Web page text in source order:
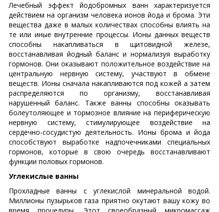
Лечебный эффект йодобромных ванн характеризуется
действием на организм человека ионов йода и брома. Эти
вещества даже в малых количествах способны влиять на
те или иные внутренние процессы. Ионы данных веществ
способны накапливаться в щитовидной железе,
восстанавливая йодный баланс и нормализуя выработку
гормонов. Они оказывают положительное воздействие на
центральную нервную систему, участвуют в обмене
веществ. Ионы сначала накапливаются под кожей а затем
распределяются по организму, восстанавливая
нарушенный баланс. Также ванны способны оказывать
болеутоляющее и тормозное влияние на периферическую
нервную систему, стимулирующее воздействие на
сердечно-сосудистую деятельность. Ионы брома и йода
способствуют выработке надпочечниками специальных
гормонов, которые в свою очередь восстанавливают
функции половых гормонов.
Углекислые ванны
Прохладные ванны с углекислой минеральной водой.
Миллионы пузырьков газа приятно окутают вашу кожу во